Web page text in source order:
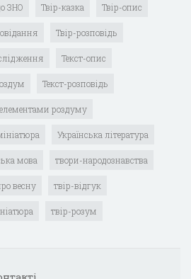
ЗНО Твір-казка Твір-опис
Твір-розповідь
Текст-опис
Текст-розповідь
елементами роздуму
Українська література
мова твори-народознавства
весну твір-відгук
твір-розум